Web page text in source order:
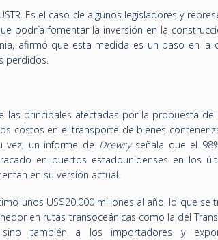
Es el caso de algunos legisladores y
podría fomentar la inversión en la
afirmó que esta medida es un paso en la
perdidos.
las principales afectadas por la propuesta del
costos en el transporte de bienes
vez, un informe de Drewryseñala que el
en puertos estadounidenses en los
en su versión actual.
unos US$20.000 millones al año, lo que se
en rutas transoceánicas como la del
también a los importadores y